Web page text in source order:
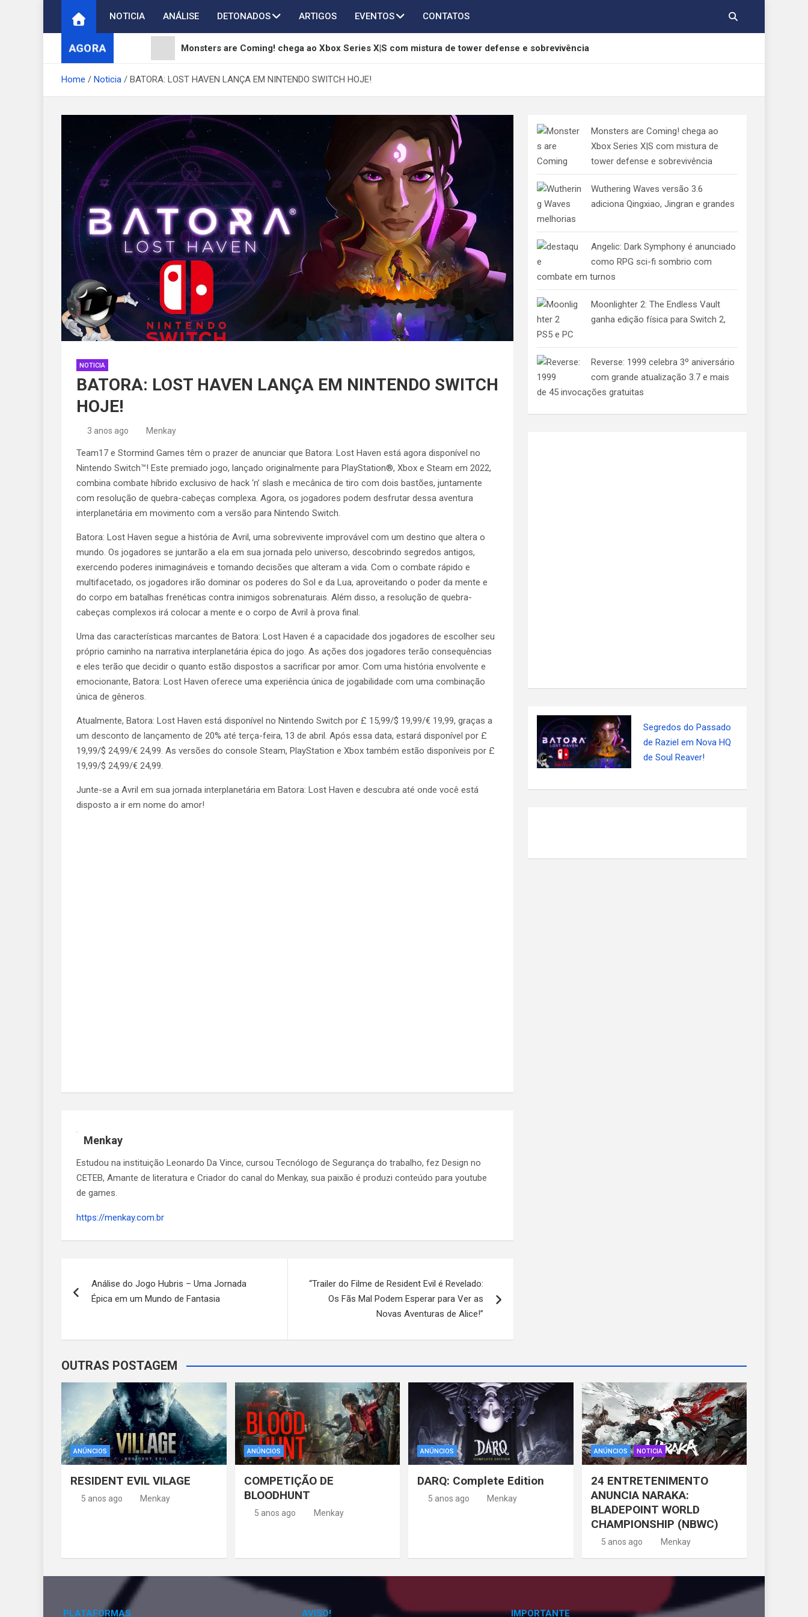
content
NOTICIA ANÁLISE DETONADOS ARTIGOS EVENTOS CONTATOS
AGORA Monsters are Coming! chega ao Xbox Series X|S com mistura de tower defense e sobrevivência
Wuthering Waves versão 3.6 adiciona Qingxiao, Jingran e grandes melhorias
Moonlighter 2: The Endless Vault ganha edição física para Switch 2, PS5 e PC
Reverse: 1999 celebra 3º aniversário com grande atualização 3.7 e mais de 45 invocações gratuitas
Home Noticia BATORA: LOST HAVEN LANÇA EM NINTENDO SWITCH HOJE!
NOTICIA
BATORA: LOST HAVEN LANÇA EM NINTENDO SWITCH
HOJE!
3 anos ago Menkay
Team17 e Stormind Games têm o prazer de anunciar que Batora: Lost Haven está agora disponível no
Nintendo Switch™! Este premiado jogo, lançado originalmente para PlayStation®, Xbox e Steam em 2022,
combina combate híbrido exclusivo de hack ‘n’ slash e mecânica de tiro com dois bastões, juntamente
com resolução de quebra-cabeças complexa. Agora, os jogadores podem desfrutar dessa aventura
interplanetária em movimento com a versão para Nintendo Switch.
Batora: Lost Haven segue a história de Avril, uma sobrevivente improvável com um destino que altera o
mundo. Os jogadores se juntarão a ela em sua jornada pelo universo, descobrindo segredos antigos,
exercendo poderes inimagináveis ​​e tomando decisões que alteram a vida. Com o combate rápido e
multifacetado, os jogadores irão dominar os poderes do Sol e da Lua, aproveitando o poder da mente e
do corpo em batalhas frenéticas contra inimigos sobrenaturais. Além disso, a resolução de quebra-
cabeças complexos irá colocar a mente e o corpo de Avril à prova final.
Uma das características marcantes de Batora: Lost Haven é a capacidade dos jogadores de escolher seu
próprio caminho na narrativa interplanetária épica do jogo. As ações dos jogadores terão consequências
e eles terão que decidir o quanto estão dispostos a sacrificar por amor. Com uma história envolvente e
emocionante, Batora: Lost Haven oferece uma experiência única de jogabilidade com uma combinação
única de gêneros.
Atualmente, Batora: Lost Haven está disponível no Nintendo Switch por £ 15,99/$ 19,99/€ 19,99, graças a
um desconto de lançamento de 20% até terça-feira, 13 de abril. Após essa data, estará disponível por £
19,99/$ 24,99/€ 24,99. As versões do console Steam, PlayStation e Xbox também estão disponíveis por £
19,99/$ 24,99/€ 24,99.
Junte-se a Avril em sua jornada interplanetária em Batora: Lost Haven e descubra até onde você está
disposto a ir em nome do amor!
Menkay
Estudou na instituição Leonardo Da Vince, cursou Tecnólogo de Segurança do trabalho, fez Design no
CETEB, Amante de literatura e Criador do canal do Menkay, sua paixão é produzi conteúdo para youtube
de games.
https://menkay.com.br
de
Análise do Jogo Hubris – Uma Jornada
Épica em um Mundo de Fantasia
“Trailer do Filme de Resident Evil é Revelado:
Os Fãs Mal Podem Esperar para Ver as
Novas Aventuras de Alice!”
Monsters are Coming! chega ao
Xbox Series X|S com mistura de
tower defense e sobrevivência
Wuthering Waves versão 3.6
adiciona Qingxiao, Jingran e grandes
melhorias
Angelic: Dark Symphony é anunciado
como RPG sci-fi sombrio com
combate em turnos
Moonlighter 2: The Endless Vault
ganha edição física para Switch 2,
PS5 e PC
Reverse: 1999 celebra 3º aniversário
com grande atualização 3.7 e mais
de 45 invocações gratuitas
Segredos do Passado
de Raziel em Nova HQ
de Soul Reaver!
OUTRAS POSTAGEM
ANÚNCIOS
RESIDENT EVIL VILAGE
5 anos ago Menkay
ANÚNCIOS
COMPETIÇÃO DE
BLOODHUNT
5 anos ago Menkay
ANÚNCIOS
DARQ: Complete Edition
5 anos ago Menkay
ANÚNCIOS NOTICIA
24 ENTRETENIMENTO
ANUNCIA NARAKA:
BLADEPOINT WORLD
CHAMPIONSHIP (NBWC)
5 anos ago Menkay
PLATAFORMAS AVISO! IMPORTANTE